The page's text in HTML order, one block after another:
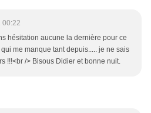
00:22
hésitation aucune la dernière pour ce
me manque tant depuis..... je ne sais
!!!<br /> Bisous Didier et bonne nuit.